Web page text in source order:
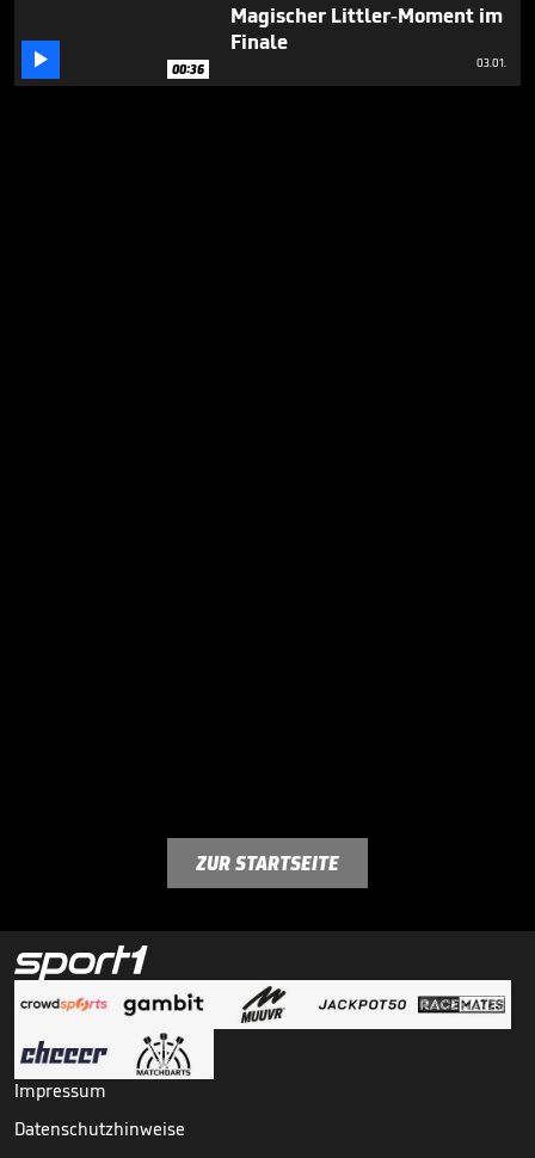
 00:36
Magischer Littler-Moment im
Finale
03.01.
ZUR STARTSEITE
Impressum
Datenschutzhinweise